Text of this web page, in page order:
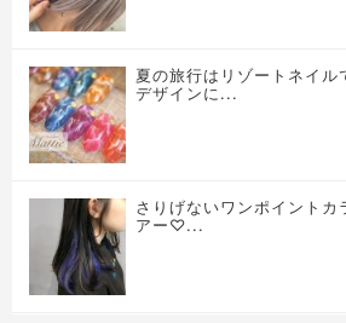
夏の旅行はリゾートネイ
デザインに...
さりげないワンポイントカ
アー♡...